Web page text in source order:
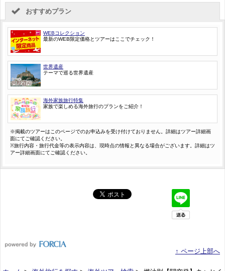
おすすめプラン
WEBコレクション
最新のWEB限定価格とツアーはここでチェック！
世界遺産
テーマで巡る世界遺産
海外家族旅行特集
家族で楽しめる海外旅行のプランをご紹介！
※掲載のツアーはこのページでのお申込みを受け付けておりません。詳細はツアー詳細画
面にてご確認ください。
※旅行内容・旅行代金等の表示内容は、現時点の情報と異なる場合がございます。詳細はツ
アー詳細画面にてご確認ください。
↑ ページ上部へ